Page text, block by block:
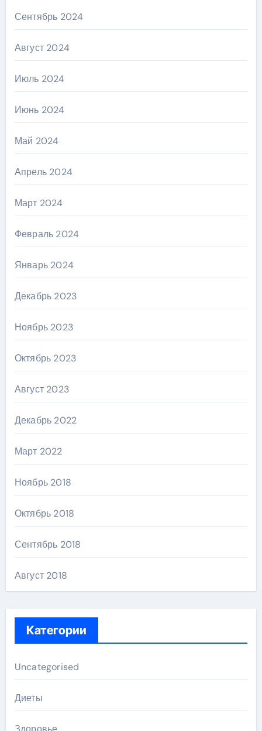
Сентябрь 2024
Август 2024
Июль 2024
Июнь 2024
Май 2024
Апрель 2024
Март 2024
Февраль 2024
Январь 2024
Декабрь 2023
Ноябрь 2023
Октябрь 2023
Август 2023
Декабрь 2022
Март 2022
Ноябрь 2018
Октябрь 2018
Сентябрь 2018
Август 2018
Категории
Uncategorised
Диеты